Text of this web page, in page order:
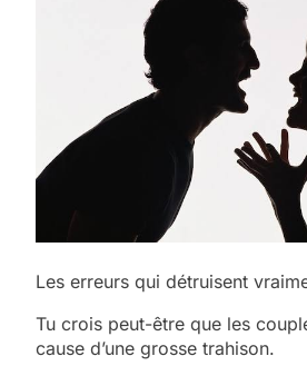
Les erreurs qui détruisent
Tu crois peut-être que les
cause d’une grosse trahison.